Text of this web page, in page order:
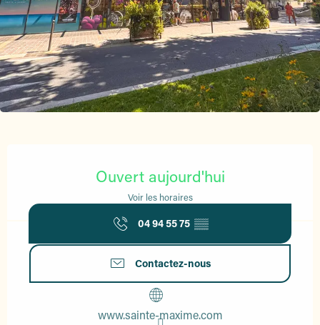
Ouvert aujourd'hui
Voir les horaires
04 94 55 75 ▒▒
Contactez-nous
www.sainte-maxime.com